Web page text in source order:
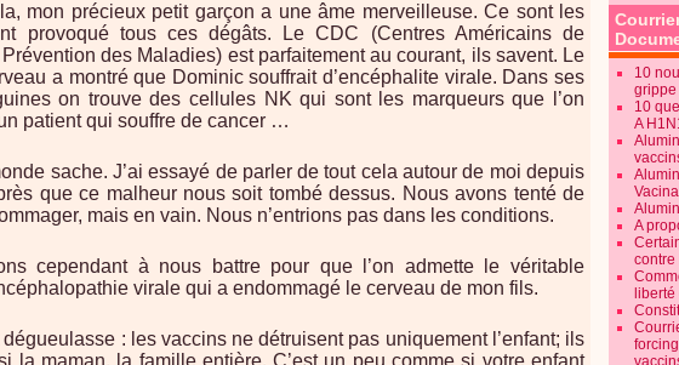
mon précieux petit garçon a une âme merveilleuse. Ce sont les
provoqué tous ces dégâts. Le CDC (Centres Américains de
des Maladies) est parfaitement au courant, ils savent. Le
a montré que Dominic souffrait d’encéphalite virale. Dans ses
on trouve des cellules NK qui sont les marqueurs que l’on
patient qui souffre de cancer …
sache. J’ai essayé de parler de tout cela autour de moi depuis
que ce malheur nous soit tombé dessus. Nous avons tenté de
mais en vain. Nous n’entrions pas dans les conditions.
cependant à nous battre pour que l’on admette le véritable
virale qui a endommagé le cerveau de mon fils.
dégueulasse : les vaccins ne détruisent pas uniquement l’enfant; ils
la maman, la famille entière. C’est un peu comme si votre enfant
10
grippe
10
A
Vacinal
A
contre